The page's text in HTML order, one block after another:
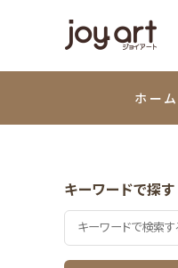
ホーム
ウェービージェ
ピンセット・シ
ホイル・フィルム
プリアンファ
キーワードで探す